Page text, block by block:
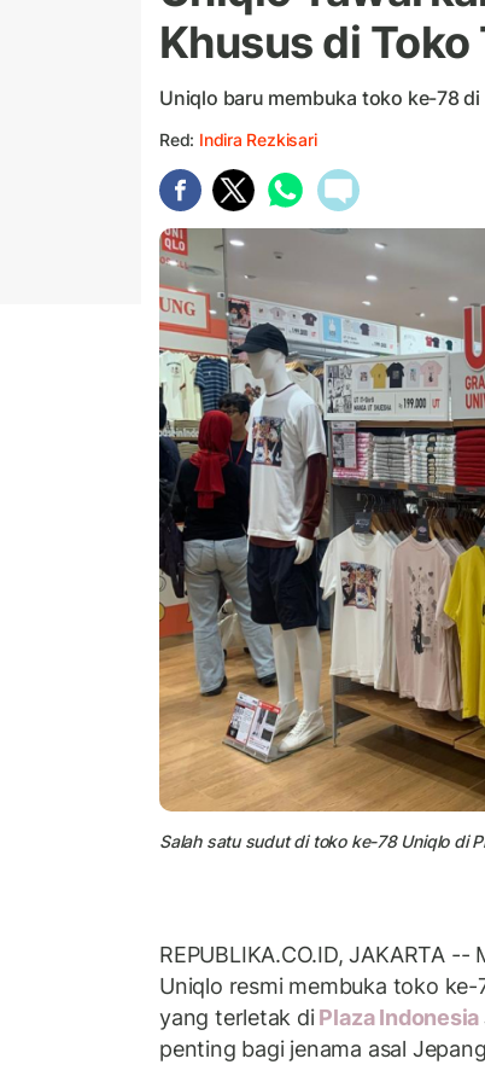
Khusus di
Uniqlo baru membuka toko ke-78 di
Red: Indira Rezkisari
Salah satu sudut di toko ke-78 Uniqlo di
REPUBLIKA.CO.ID, JAKARTA
Uniqlo resmi membuka toko
yang terletak diPlaza Indonesia
penting bagi jenama asal